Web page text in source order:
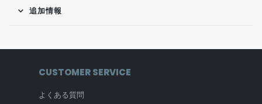
追加情報
CUSTOMER SERVICE
よくある質問